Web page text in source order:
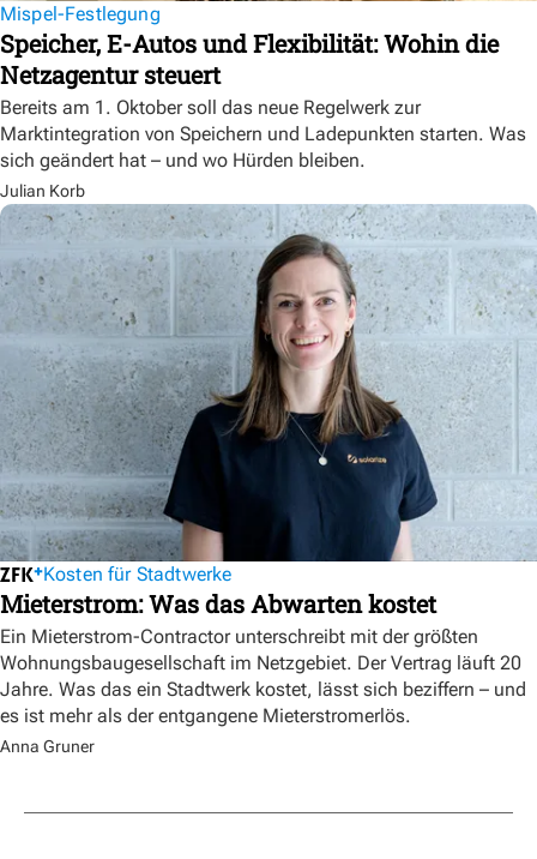
Mispel-Festlegung
Speicher, E-Autos und Flexibilität: Wohin die
Netzagentur steuert
Bereits am 1. Oktober soll das neue Regelwerk zur
Marktintegration von Speichern und Ladepunkten starten. Was
sich geändert hat – und wo Hürden bleiben.
Julian Korb
Kosten für Stadtwerke
Mieterstrom: Was das Abwarten kostet
Ein Mieterstrom-Contractor unterschreibt mit der größten
Wohnungsbaugesellschaft im Netzgebiet. Der Vertrag läuft 20
Jahre. Was das ein Stadtwerk kostet, lässt sich beziffern – und
es ist mehr als der entgangene Mieterstromerlös.
Anna Gruner